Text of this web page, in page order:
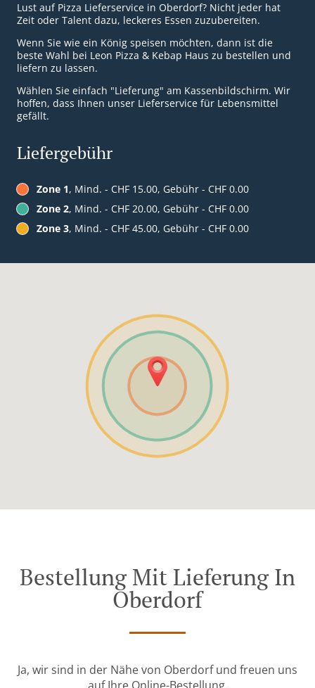
Lust auf Pizza Lieferservice in Oberdorf? Nicht jeder hat
Zeit oder Talent dazu, leckeres Essen zuzubereiten.
Wenn Sie wie ein König speisen möchten, dann ist die
beste Wahl bei Leon Pizza & Kebap Haus zu bestellen und
liefern zu lassen.
Wählen Sie einfach "Lieferung" am Kassenbildschirm. Wir
hoffen, dass Ihnen unser Lieferservice für Lebensmittel
gefällt.
Liefergebühr
Zone 1, Mind. - CHF 15.00, Gebühr - CHF 0.00
Zone 2, Mind. - CHF 20.00, Gebühr - CHF 0.00
Zone 3, Mind. - CHF 45.00, Gebühr - CHF 0.00
Bestellung Mit Lieferung In
Oberdorf
Ja, wir sind in der Nähe von Oberdorf und freuen uns